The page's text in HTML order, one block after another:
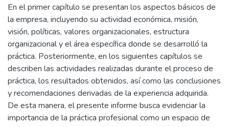
En el primer capítulo se presentan los aspectos básicos de
la empresa, incluyendo su actividad económica, misión,
visión, políticas, valores organizacionales, estructura
organizacional y el área específica donde se desarrolló la
práctica. Posteriormente, en los siguientes capítulos se
describen las actividades realizadas durante el proceso de
práctica, los resultados obtenidos, así como las conclusiones
y recomendaciones derivadas de la experiencia adquirida.
De esta manera, el presente informe busca evidenciar la
importancia de la práctica profesional como un espacio de